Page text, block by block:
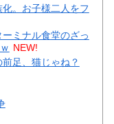
化。お子様二人をフ
ーミナル食堂のざっ
NEW!
足、猫じゃね？